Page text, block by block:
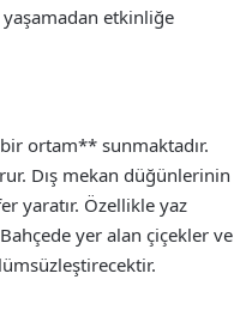
etkinliğe
bir ortam** sunmaktadır.
Dış mekan düğünlerinin
yaratır. Özellikle yaz
yer alan çiçekler ve